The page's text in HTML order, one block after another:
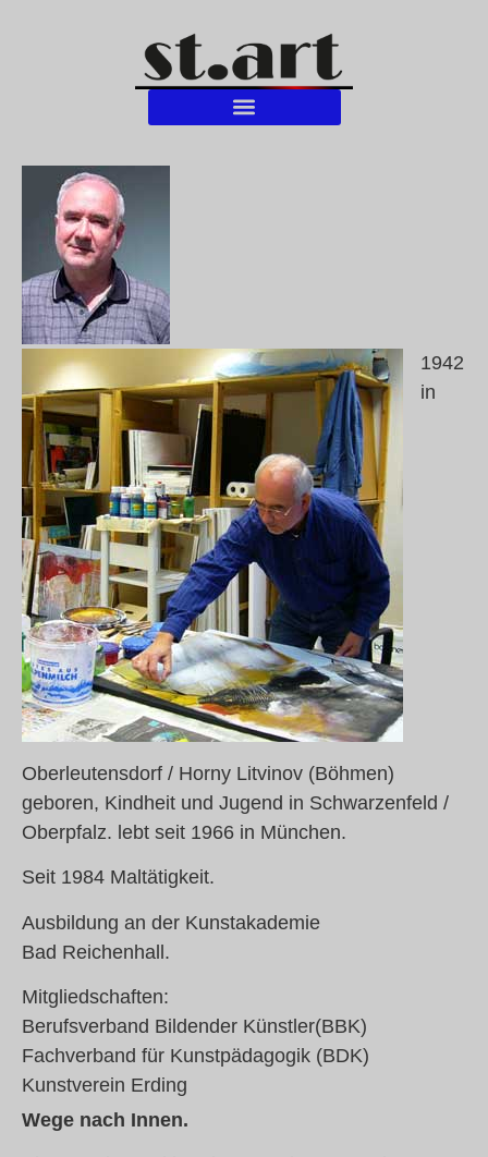
1942
in
Oberleutensdorf / Horny Litvinov (Böhmen)
geboren, Kindheit und Jugend in Schwarzenfeld /
Oberpfalz. lebt seit 1966 in München.
Seit 1984 Maltätigkeit.
Ausbildung an der Kunstakademie
Bad Reichenhall.
Mitgliedschaften:
Berufsverband Bildender Künstler(BBK)
Fachverband für Kunstpädagogik (BDK)
Kunstverein Erding
Wege nach Innen.